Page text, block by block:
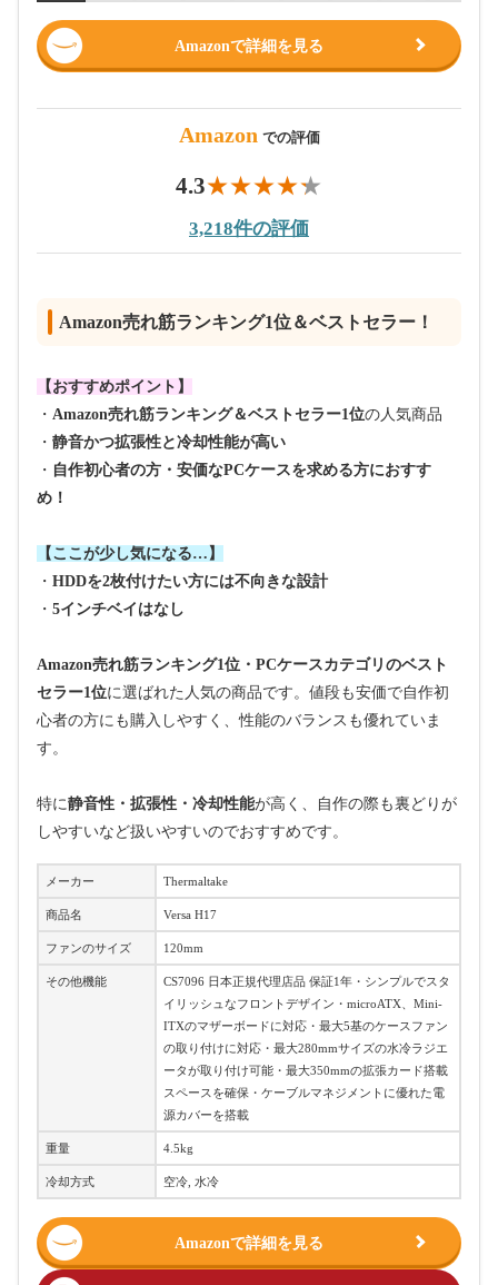
Amazonで詳細を見る
Amazon での評価
4.3
3,218件の評価
Amazon売れ筋ランキング1位＆ベストセラー！
【おすすめポイント】
・ Amazon売れ筋ランキング＆ベストセラー1位の人気商品
・ 静音かつ拡張性と冷却性能が高い
・ 自作初心者の方・安価なPCケースを求める方におすす
め！
【ここが少し気になる…】
・ HDDを2枚付けたい方には不向きな設計
・ 5インチベイはなし
Amazon売れ筋ランキング1位・PCケースカテゴリのベスト
セラー1位に選ばれた人気の商品です。値段も安価で自作初
心者の方にも購入しやすく、性能のバランスも優れていま
す。
特に静音性・拡張性・冷却性能が高く、自作の際も裏どりが
しやすいなど扱いやすいのでおすすめです。
メーカー Thermaltake
商品名 Versa H17
ファンのサイズ 120mm
その他機能
CS7096 日本正規代理店品 保証1年・シンプルでスタ
イリッシュなフロントデザイン・microATX、Mini-
ITXのマザーボードに対応・最大5基のケースファン
の取り付けに対応・最大280mmサイズの水冷ラジエ
ータが取り付け可能・最大350mmの拡張カード搭載
スペースを確保・ケーブルマネジメントに優れた電
源カバーを搭載
重量 4.5kg
冷却方式 空冷, 水冷
Amazonで詳細を見る